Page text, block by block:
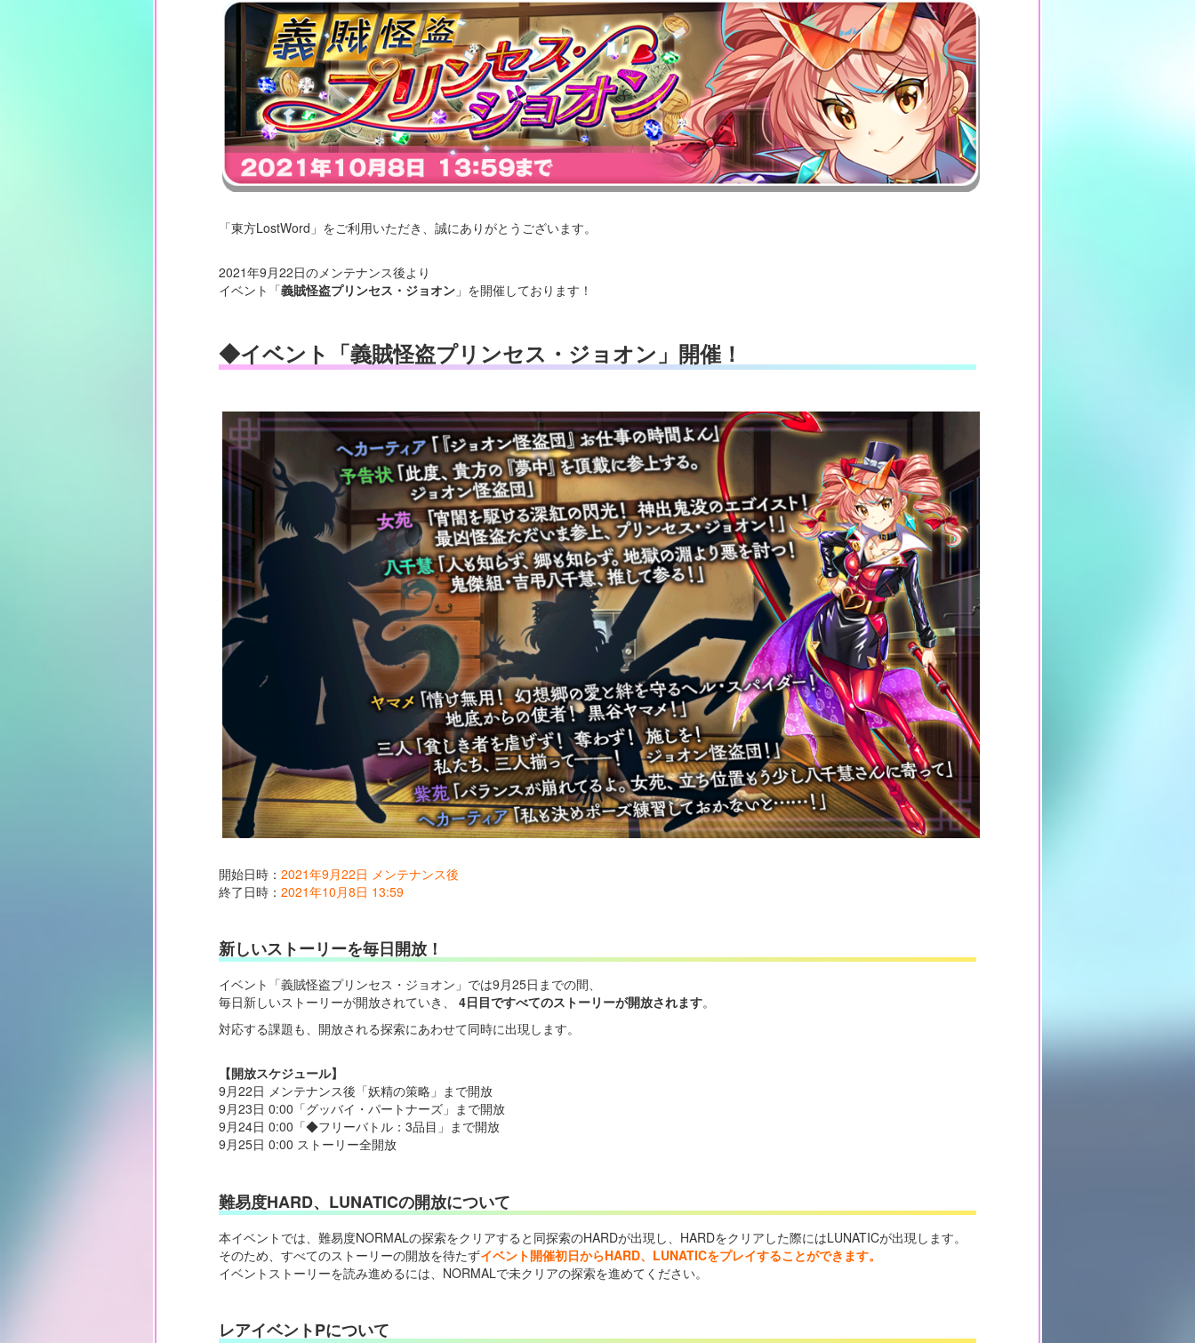
「東方LostWord」をご利用いただき、誠にありがとうございます。
2021年9月22日のメンテナンス後より
イベント「義賊怪盗プリンセス・ジョオン 」を開催しております！
◆イベント「義賊怪盗プリンセス・ジョオン」開催！
開始日時： 2021年9月22日 メンテナンス後
終了日時： 2021年10月8日 13:59
新しいストーリーを毎日開放！
イベント「義賊怪盗プリンセス・ジョオン」では9月25日までの間、
毎日新しいストーリーが開放されていき、 4日目ですべてのストーリーが開放されます。
対応する課題も、開放される探索にあわせて同時に出現します。
【開放スケジュール】
9月22日 メンテナンス後「妖精の策略」まで開放
9月23日 0:00「グッバイ・パートナーズ」まで開放
9月24日 0:00「◆フリーバトル：3品目」まで開放
9月25日 0:00 ストーリー全開放
難易度HARD、LUNATICの開放について
本イベントでは、難易度NORMALの探索をクリアすると同探索のHARDが出現し、HARDをクリアした際にはLUNATICが出現します。
そのため、すべてのストーリーの開放を待たずイベント開催初日からHARD、LUNATICをプレイすることができます。
イベントストーリーを読み進めるには、NORMALで未クリアの探索を進めてください。
レアイベントPについて